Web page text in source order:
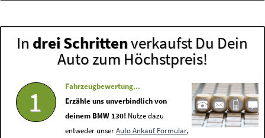
In drei Schrittenverkaufst Du Dein
Auto zum Höchstpreis!
1
Fahrzeugbewertung...
Erzähle uns unverbindlich von
deinem BMW 130! Nutze dazu
entweder unserAuto Ankauf Formular,